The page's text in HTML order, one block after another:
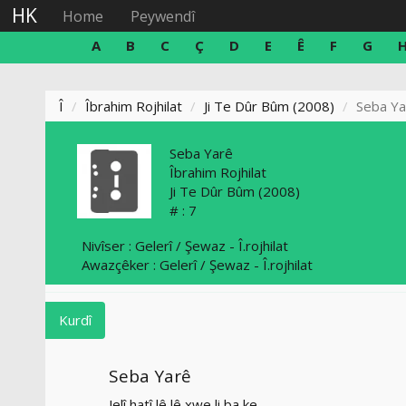
HK Home Peywendî
A B C Ç D E Ê F G H
Î Îbrahim Rojhilat Ji Te Dûr Bûm (2008) Seba
Seba Yarê
Îbrahim Rojhilat
Ji Te Dûr Bûm (2008)
# : 7
Nivîser : Gelerî / Şewaz - Î.rojhilat
Awazçêker : Gelerî / Şewaz - Î.rojhilat
Kurdî
Seba Yarê